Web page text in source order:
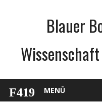
Blauer
MENÜ